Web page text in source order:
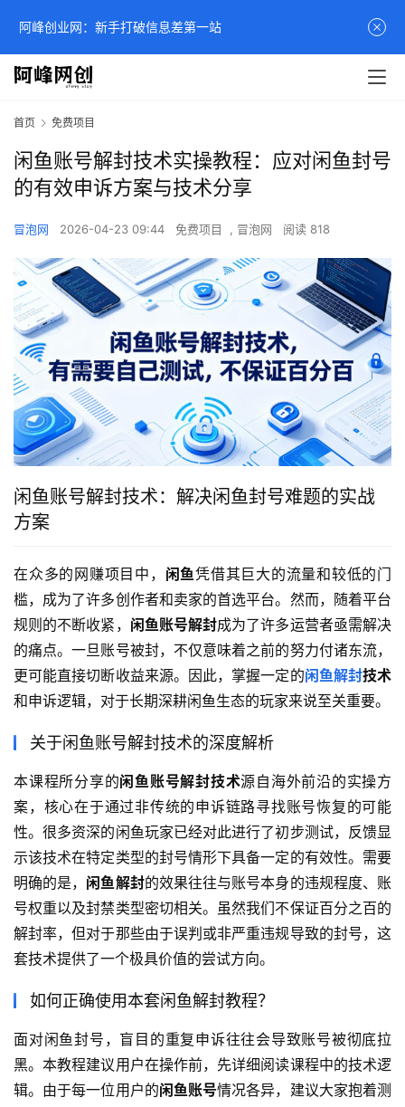
首页 免费项目
闲鱼账号解封技术实操教程：应对闲鱼封号
的有效申诉方案与技术分享
冒泡网 2026-04-23 09:44 免费项目 , 冒泡网 阅读 818
闲鱼账号解封技术：解决闲鱼封号难题的实战
方案
在众多的网赚项目中， 闲鱼凭借其巨大的流量和较低的门
槛，成为了许多创作者和卖家的首选平台。然而，随着平台
规则的不断收紧， 闲鱼账号解封成为了许多运营者亟需解决
的痛点。一旦账号被封，不仅意味着之前的努力付诸东流，
更可能直接切断收益来源。因此，掌握一定的闲鱼解封技术
和申诉逻辑，对于长期深耕闲鱼生态的玩家来说至关重要。
关于闲鱼账号解封技术的深度解析
本课程所分享的闲鱼账号解封技术源自海外前沿的实操方
案，核心在于通过非传统的申诉链路寻找账号恢复的可能
性。很多资深的闲鱼玩家已经对此进行了初步测试，反馈显
示该技术在特定类型的封号情形下具备一定的有效性。需要
明确的是， 闲鱼解封的效果往往与账号本身的违规程度、账
号权重以及封禁类型密切相关。虽然我们不保证百分之百的
解封率，但对于那些由于误判或非严重违规导致的封号，这
套技术提供了一个极具价值的尝试方向。
如何正确使用本套闲鱼解封教程？
面对闲鱼封号，盲目的重复申诉往往会导致账号被彻底拉
黑。本教程建议用户在操作前，先详细阅读课程中的技术逻
辑。由于每一位用户的闲鱼账号情况各异，建议大家抱着测
阿峰创业网：新手打破信息差第一站